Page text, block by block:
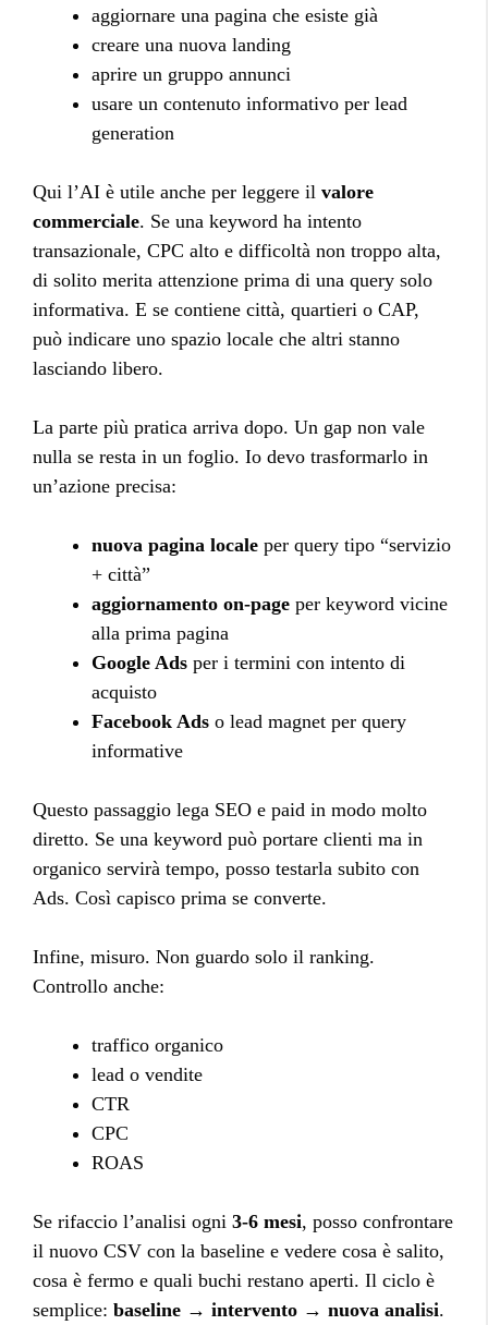
aggiornare una pagina che esiste già
creare una nuova landing
aprire un gruppo annunci
usare un contenuto informativo per lead
generation
Qui l’AI è utile anche per leggere il valore
commerciale. Se una keyword ha intento
transazionale, CPC alto e difficoltà non troppo alta,
di solito merita attenzione prima di una query solo
informativa. E se contiene città, quartieri o CAP,
può indicare uno spazio locale che altri stanno
lasciando libero.
La parte più pratica arriva dopo. Un gap non vale
nulla se resta in un foglio. Io devo trasformarlo in
un’azione precisa:
nuova pagina locale per query tipo “servizio
+ città”
aggiornamento on-page per keyword vicine
alla prima pagina
Google Ads per i termini con intento di
acquisto
Facebook Ads o lead magnet per query
informative
Questo passaggio lega SEO e paid in modo molto
diretto. Se una keyword può portare clienti ma in
organico servirà tempo, posso testarla subito con
Ads. Così capisco prima se converte.
Infine, misuro. Non guardo solo il ranking.
Controllo anche:
traffico organico
lead o vendite
CTR
CPC
ROAS
Se rifaccio l’analisi ogni 3-6 mesi, posso confrontare
il nuovo CSV con la baseline e vedere cosa è salito,
cosa è fermo e quali buchi restano aperti. Il ciclo è
semplice: baseline → intervento → nuova analisi.